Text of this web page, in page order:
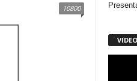
10800
VIDEO